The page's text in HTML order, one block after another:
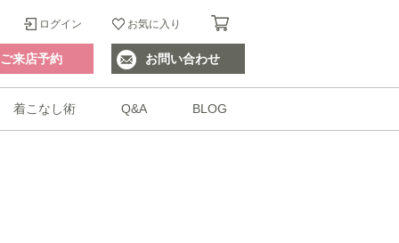
ログイン お気に入り
ご来店予約 お問い合わせ
着こなし術 Q&A BLOG